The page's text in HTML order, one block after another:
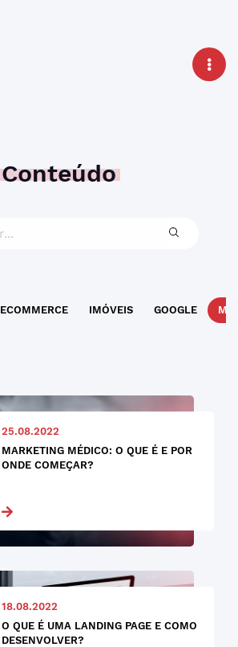
Conteúdo
ECOMMERCE IMÓVEIS GOOGLE
25.08.2022
MARKETING MÉDICO: O QUE É E POR
ONDE COMEÇAR?
18.08.2022
O QUE É UMA LANDING PAGE E COMO
DESENVOLVER?